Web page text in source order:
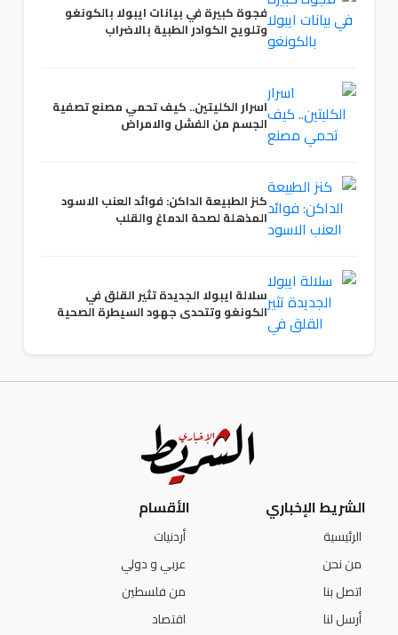
فجوة كبيرة في بيانات ايبولا بالكونغو
وتلويح الكوادر الطبية بالاضراب
اسرار الكليتين.. كيف تحمي مصنع تصفية
الجسم من الفشل والامراض
كنز الطبيعة الداكن: فوائد العنب الاسود
المذهلة لصحة الدماغ والقلب
سلالة ايبولا الجديدة تثير القلق في
الكونغو وتتحدى جهود السيطرة الصحية
الشريط الإخباري
الرئيسية
من نحن
اتصل بنا
أرسل لنا
الأقسام
أردنيات
عربي و دولي
من فلسطين
اقتصاد